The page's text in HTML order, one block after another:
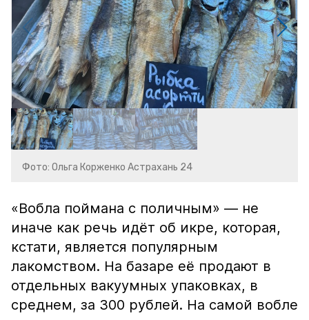
Фото: Ольга Корженко Астрахань 24
«Вобла поймана с поличным» — не
иначе как речь идёт об икре, которая,
кстати, является популярным
лакомством. На базаре её продают в
отдельных вакуумных упаковках, в
среднем, за 300 рублей. На самой вобле